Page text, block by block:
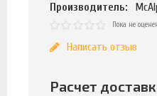
Производитель:
Пока не
Написать отзыв
Расчет